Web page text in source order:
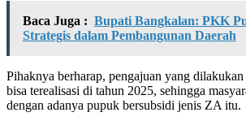
Baca Juga : Bupati Bangkalan: PKK
Strategis dalam Pembangunan Daerah
Pihaknya berharap, pengajuan yang
bisa terealisasi di tahun 2025, sehingga
dengan adanya pupuk bersubsidi jenis ZA itu.